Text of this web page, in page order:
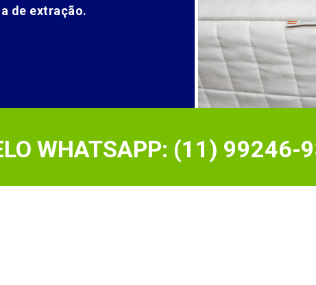
de extração.
WHATSAPP: (11) 99246-